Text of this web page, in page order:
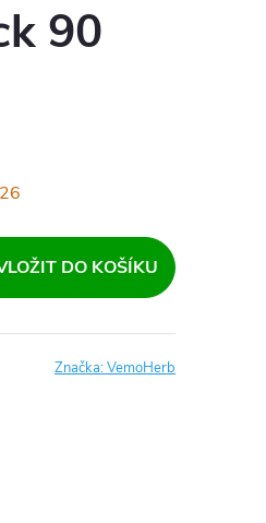
90
DO KOŠÍKU
Značka:VemoHerb